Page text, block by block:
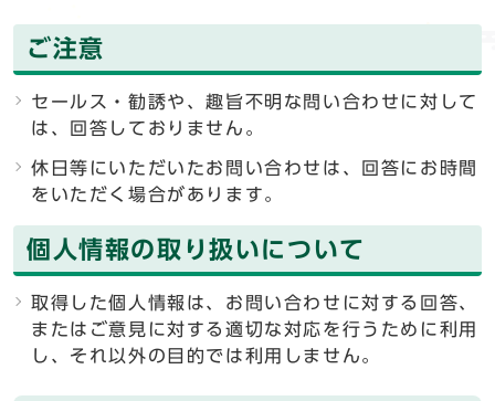
ご注意
セールス・勧誘や、趣旨不明な問い合わせに対して
は、回答しておりません。
休日等にいただいたお問い合わせは、回答にお時間
をいただく場合があります。
個人情報の取り扱いについて
取得した個人情報は、お問い合わせに対する回答、
またはご意見に対する適切な対応を行うために利用
し、それ以外の目的では利用しません。